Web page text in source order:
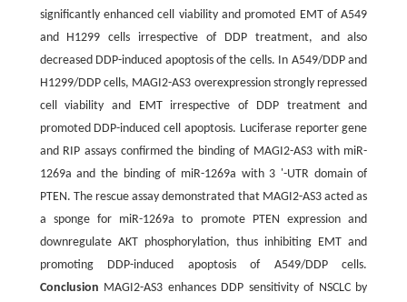
significantly enhanced cell viability and promoted EMT of A549
and H1299 cells irrespective of DDP treatment, and also
decreased DDP-induced apoptosis of the cells. In A549/DDP and
H1299/DDP cells, MAGI2-AS3 overexpression strongly repressed
cell viability and EMT irrespective of DDP treatment and
promoted DDP-induced cell apoptosis. Luciferase reporter gene
and RIP assays confirmed the binding of MAGI2-AS3 with miR-
1269a and the binding of miR-1269a with 3 '-UTR domain of
PTEN. The rescue assay demonstrated that MAGI2-AS3 acted as
a sponge for miR-1269a to promote PTEN expression and
downregulate AKT phosphorylation, thus inhibiting EMT and
promoting DDP-induced apoptosis of A549/DDP cells.
Conclusion MAGI2-AS3 enhances DDP sensitivity of NSCLC by